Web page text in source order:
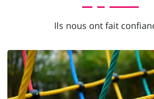
Ils nous ont fait